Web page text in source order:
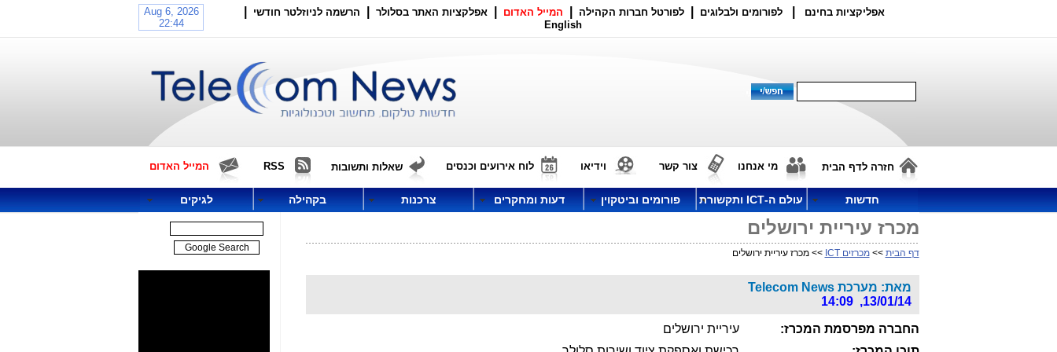
אפליקציות בחינם לפורומים ולבלוגים לפורטל חברות הקהילה המייל האדום אפלקציות האתר בסלולר הרשמה לניוזלטר חודשי
English
חזרה לדף הבית מי אנחנו צור קשר וידיאו לוח אירועים וכנסים שאלות ותשובות RSS המייל האדום
חדשות עולם ה-ICT ותקשורת פורומים וביטקוין דעות ומחקרים צרכנות בקהילה לגיקים
מכרז עיריית ירושלים
דף הבית >>מכרזים ICT >> מכרז עיריית ירושלים
מאת: מערכת Telecom News
13/01/14, 14:09
החברה מפרסמת המכרז:
עיריית ירושלים